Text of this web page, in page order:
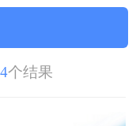
怎么将多个pdf文件合并
，高效办公。
个结果